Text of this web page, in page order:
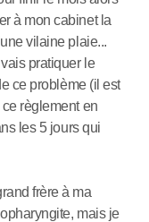
à mon cabinet la
vilaine plaie...
pratiquer le
ce problème (il est
règlement en
les 5 jours qui
frère à ma
mais je